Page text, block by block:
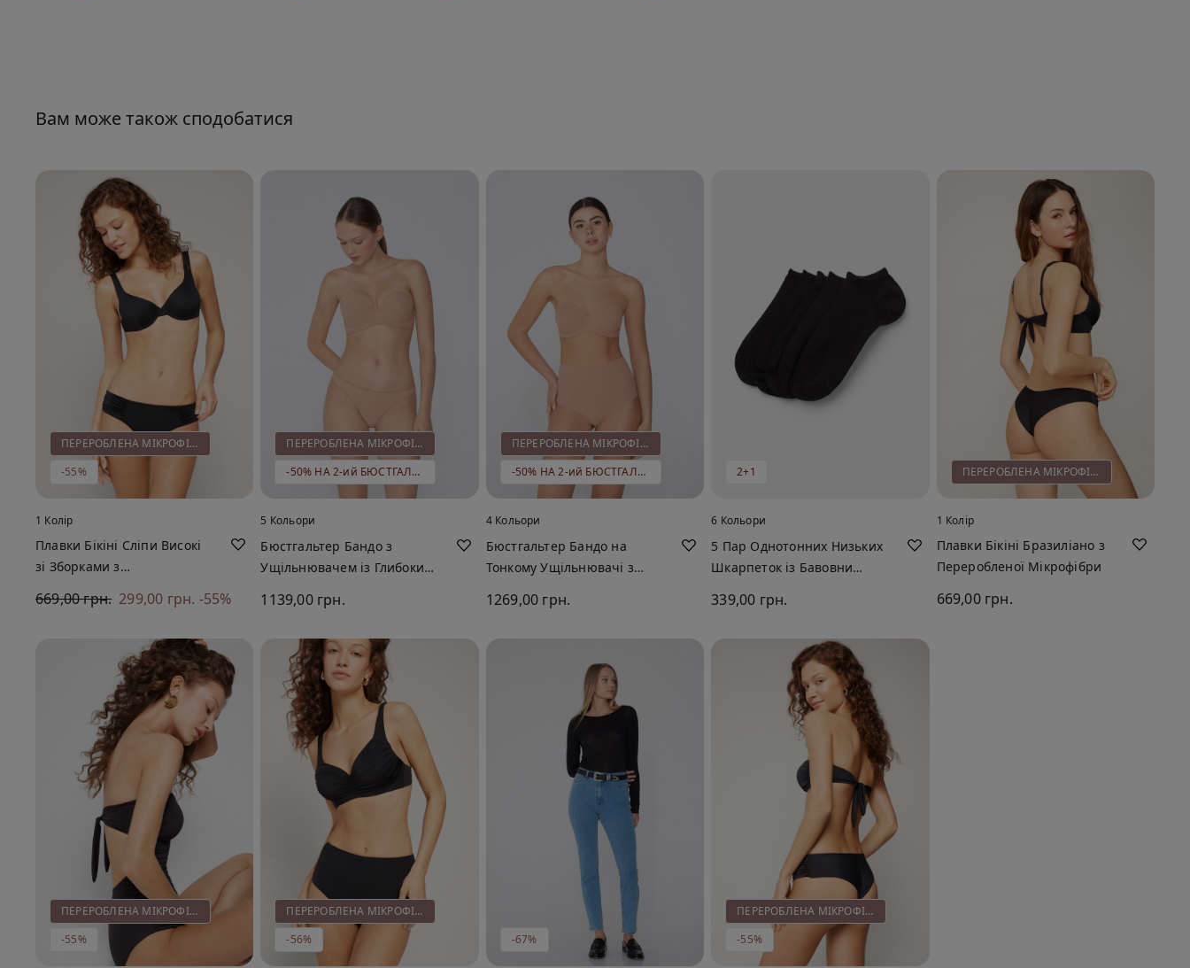
Вам може також сподобатися
ПЕРЕРОБЛЕНА МІКРОФІБРА
-55%
1 Колір
Плавки Бікіні Сліпи Високі
зі Зборками з
669,00 грн. 299,00 грн. -55%
ПЕРЕРОБЛЕНА МІКРОФІБРА
-50% НА 2-ий БЮСТГАЛЬТЕР
5 Кольори
Бюстгальтер Бандо з
Ущільнювачем із Глибоким
Мікрофібри
1139,00 грн.
ПЕРЕРОБЛЕНА МІКРОФІБРА
-50% НА 2-ий БЮСТГАЛЬТЕР
4 Кольори
Бюстгальтер Бандо на
Тонкому Ущільнювачі з
Full Coverage
1269,00 грн.
2+1
6 Кольори
5 Пар Однотонних Низьких
Шкарпеток із Бавовни
339,00 грн.
ПЕРЕРОБЛЕНА МІКРОФІБРА
1 Колір
Плавки Бікіні Бразиліано з
Переробленої Мікрофібри
669,00 грн.
ПЕРЕРОБЛЕНА МІКРОФІБРА
-55%
ПЕРЕРОБЛЕНА МІКРОФІБРА
-56%
-67%
ПЕРЕРОБЛЕНА МІКРОФІБРА
-55%